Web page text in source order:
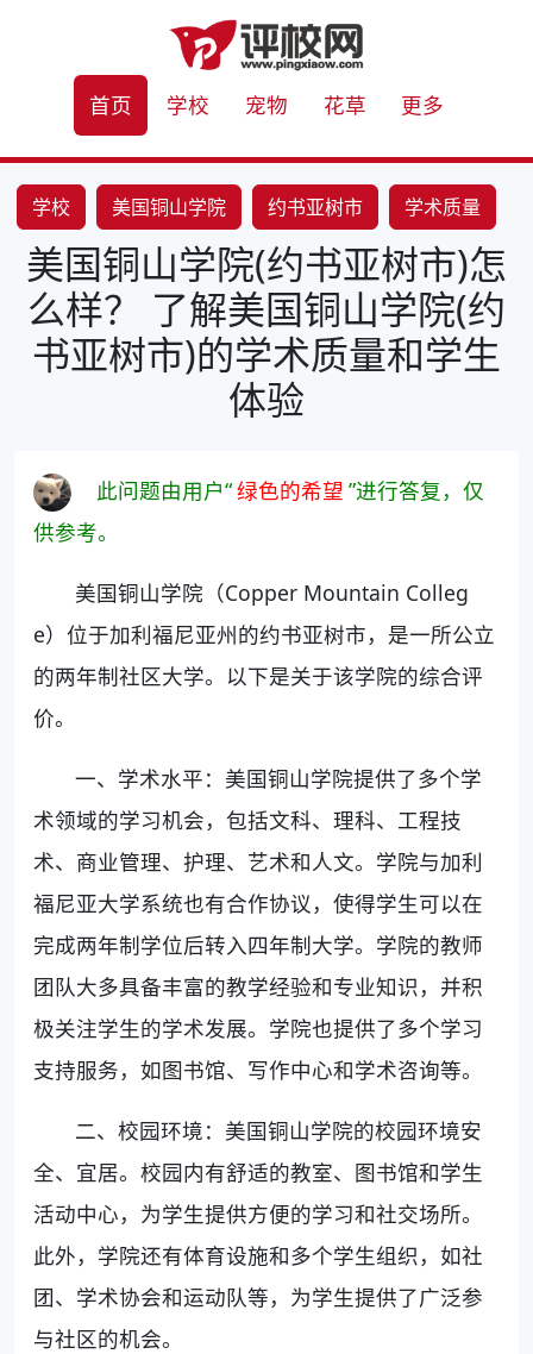
首页 学校 宠物 花草 更多
学校 美国铜山学院 约书亚树市
学术质量
学生体验
美国铜山学院(约书亚树市)怎
么样？ 了解美国铜山学院(约
书亚树市)的学术质量和学生
体验
此问题由用户“绿色的希望 ”进行答复，仅
供参考。
美国铜山学院（Copper Mountain Colleg
e）位于加利福尼亚州的约书亚树市，是一所公立
的两年制社区大学。以下是关于该学院的综合评
价。
一、学术水平：美国铜山学院提供了多个学
术领域的学习机会，包括文科、理科、工程技
术、商业管理、护理、艺术和人文。学院与加利
福尼亚大学系统也有合作协议，使得学生可以在
完成两年制学位后转入四年制大学。学院的教师
团队大多具备丰富的教学经验和专业知识，并积
极关注学生的学术发展。学院也提供了多个学习
支持服务，如图书馆、写作中心和学术咨询等。
二、校园环境：美国铜山学院的校园环境安
全、宜居。校园内有舒适的教室、图书馆和学生
活动中心，为学生提供方便的学习和社交场所。
此外，学院还有体育设施和多个学生组织，如社
团、学术协会和运动队等，为学生提供了广泛参
与社区的机会。